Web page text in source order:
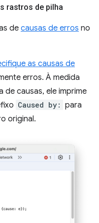
rastros de pilha
de causas de erros no
as causas de
erros. À medida
de causas, ele imprime
Caused by: para
original.